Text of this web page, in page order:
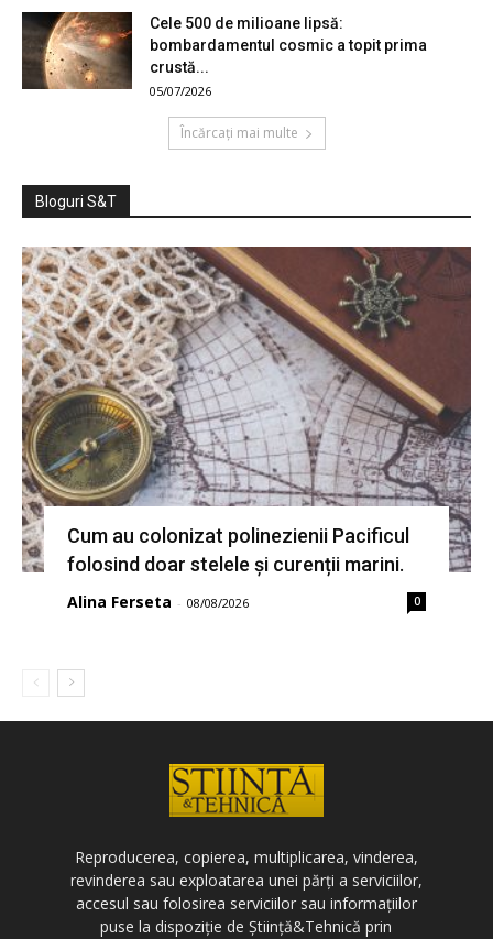
Cele 500 de milioane lipsă:
bombardamentul cosmic a topit prima
crustă...
05/07/2026
Încărcați mai multe
Bloguri S&T
Cum au colonizat polinezienii Pacificul
folosind doar stelele și curenții marini.
Alina Ferseta - 08/08/2026 0
Reproducerea, copierea, multiplicarea, vinderea,
revinderea sau exploatarea unei părți a serviciilor,
accesul sau folosirea serviciilor sau informațiilor
puse la dispoziție de Știință&Tehnică prin